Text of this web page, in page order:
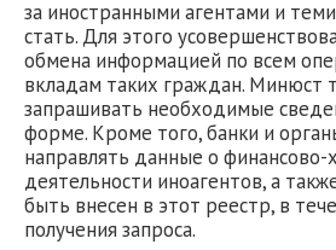
за иностранными агентами и
стать. Для этого
обмена информацией по всем
вкладам таких граждан. Минюст
запрашивать необходимые
форме. Кроме того, банки и
направлять данные о финансово-
деятельности иноагентов, а
быть внесен в этот реестр, в
получения запроса.